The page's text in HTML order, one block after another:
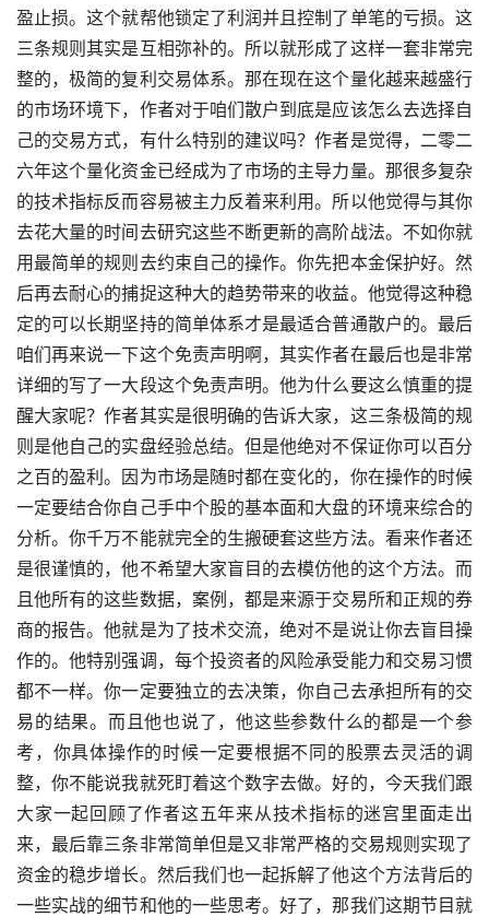
盈止损。这个就帮他锁定了利润并且控制了单笔的亏损。这
三条规则其实是互相弥补的。所以就形成了这样一套非常完
整的，极简的复利交易体系。那在现在这个量化越来越盛行
的市场环境下，作者对于咱们散户到底是应该怎么去选择自
己的交易方式，有什么特别的建议吗？作者是觉得，二零二
六年这个量化资金已经成为了市场的主导力量。那很多复杂
的技术指标反而容易被主力反着来利用。所以他觉得与其你
去花大量的时间去研究这些不断更新的高阶战法。不如你就
用最简单的规则去约束自己的操作。你先把本金保护好。然
后再去耐心的捕捉这种大的趋势带来的收益。他觉得这种稳
定的可以长期坚持的简单体系才是最适合普通散户的。最后
咱们再来说一下这个免责声明啊，其实作者在最后也是非常
详细的写了一大段这个免责声明。他为什么要这么慎重的提
醒大家呢？作者其实是很明确的告诉大家，这三条极简的规
则是他自己的实盘经验总结。但是他绝对不保证你可以百分
之百的盈利。因为市场是随时都在变化的，你在操作的时候
一定要结合你自己手中个股的基本面和大盘的环境来综合的
分析。你千万不能就完全的生搬硬套这些方法。看来作者还
是很谨慎的，他不希望大家盲目的去模仿他的这个方法。而
且他所有的这些数据，案例，都是来源于交易所和正规的券
商的报告。他就是为了技术交流，绝对不是说让你去盲目操
作的。他特别强调，每个投资者的风险承受能力和交易习惯
都不一样。你一定要独立的去决策，你自己去承担所有的交
易的结果。而且他也说了，他这些参数什么的都是一个参
考，你具体操作的时候一定要根据不同的股票去灵活的调
整，你不能说我就死盯着这个数字去做。好的，今天我们跟
大家一起回顾了作者这五年来从技术指标的迷宫里面走出
来，最后靠三条非常简单但是又非常严格的交易规则实现了
资金的稳步增长。然后我们也一起拆解了他这个方法背后的
一些实战的细节和他的一些思考。好了，那我们这期节目就